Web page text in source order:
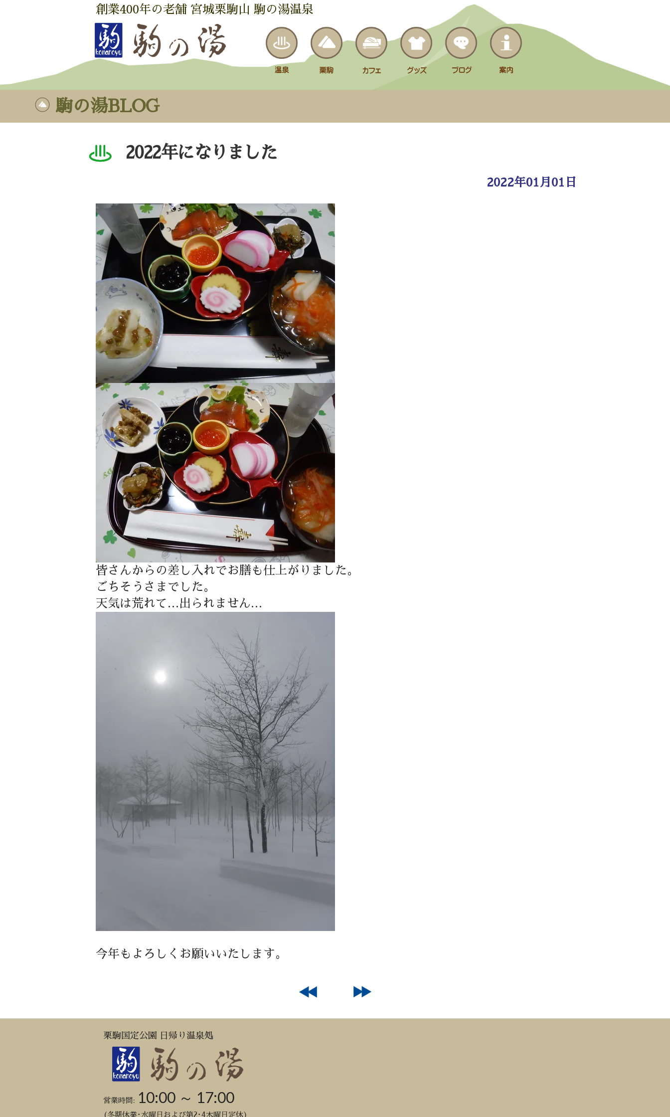
創業400年の老舗 宮城栗駒山 駒の湯温泉
駒の湯BLOG
2022年になりました
2022年01月01日
皆さんからの差し入れでお膳も仕上がりました。
ごちそうさまでした。
天気は荒れて…出られません…
今年もよろしくお願いいたします。
栗駒国定公園 日帰り温泉処
営業時間: 10:00 ～ 17:00
(冬期休業･水曜日および第2･4木曜日定休)